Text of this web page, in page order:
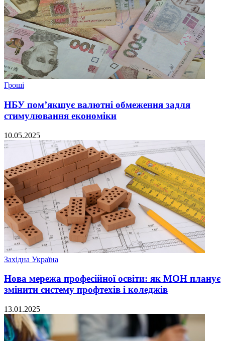
Гроші
НБУ пом’якшує валютні обмеження задля
стимулювання економіки
10.05.2025
Західна Україна
Нова мережа професійної освіти: як МОН планує
змінити систему профтехів і коледжів
13.01.2025